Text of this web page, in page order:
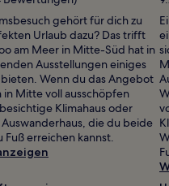
gehört für dich zu
Urlaub dazu? Das trifft
am Meer in Mitte-Süd hat in
Ausstellungen einiges
Wenn du das Angebot
in Mitte voll ausschöpfen
Klimahaus oder
die du beide
Fuß erreichen kannst.